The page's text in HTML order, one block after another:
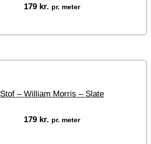
179 kr. pr. meter
Stof – William Morris – Slate
179 kr. pr. meter